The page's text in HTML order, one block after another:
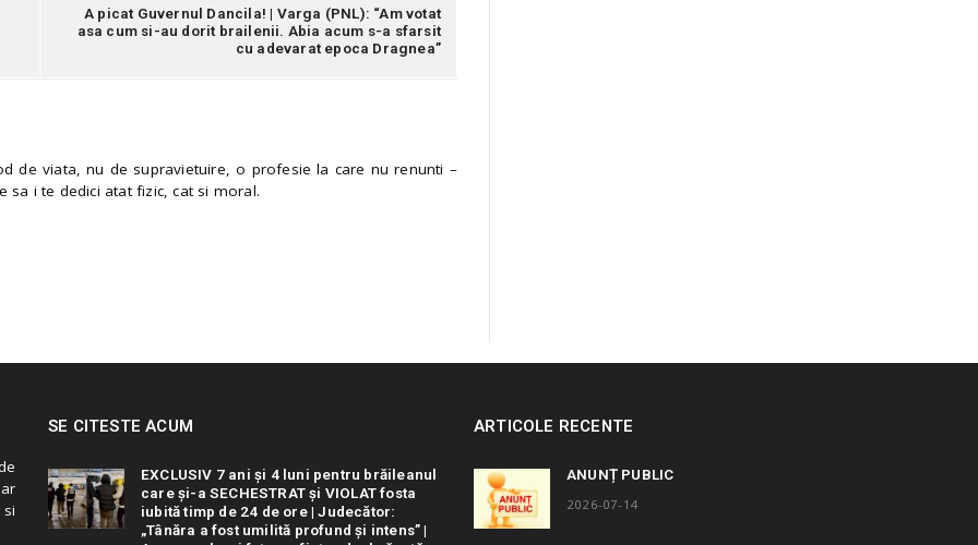
A picat Guvernul Dancila! | Varga (PNL): “Am votat
asa cum si-au dorit brailenii. Abia acum s-a sfarsit
cu adevarat epoca Dragnea”
de viata, nu de supravietuire, o profesie la care nu renunti –
sa i te dedici atat fizic, cat si moral.
SE CITESTE ACUM
EXCLUSIV 7 ani și 4 luni pentru brăileanul
care și-a SECHESTRAT și VIOLAT fosta
iubită timp de 24 de ore | Judecător:
„Tânăra a fost umilită profund și intens” |
ARTICOLE RECENTE
ANUNȚ PUBLIC
2026-07-14